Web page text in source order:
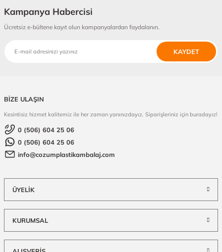
Kampanya Habercisi
Ücretsiz e-bültene kayıt olun kampanyalardan faydalanın.
KAYDET
BİZE ULAŞIN
Kesintisiz hizmet kalitemiz ile her zaman yanınızdayız. Siparişleriniz için buradayız!
0 (506) 604 25 06
0 (506) 604 25 06
info@cozumplastikambalaj.com
ÜYELİK
KURUMSAL